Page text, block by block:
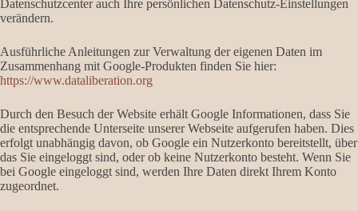
Datenschutzcenter auch Ihre persönlichen Datenschutz-Einstellungen
verändern.
Ausführliche Anleitungen zur Verwaltung der eigenen Daten im
Zusammenhang mit Google-Produkten finden Sie hier:
https://www.dataliberation.org
Durch den Besuch der Website erhält Google Informationen, dass Sie
die entsprechende Unterseite unserer Webseite aufgerufen haben. Dies
erfolgt unabhängig davon, ob Google ein Nutzerkonto bereitstellt, über
das Sie eingeloggt sind, oder ob keine Nutzerkonto besteht. Wenn Sie
bei Google eingeloggt sind, werden Ihre Daten direkt Ihrem Konto
zugeordnet.